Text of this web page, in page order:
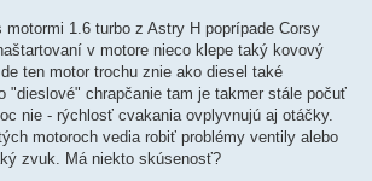
motormi 1.6 turbo z Astry H poprípade Corsy
v motore nieco klepe taký kovový
ten motor trochu znie ako diesel také
"dieslové" chrapčanie tam je takmer stále počuť
nie - rýchlosť cvakania ovplyvnujú aj otáčky.
motoroch vedia robiť problémy ventily alebo
zvuk. Má niekto skúsenosť?